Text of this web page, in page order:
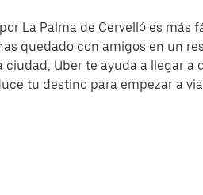
La Palma de Cervelló es más
quedado con amigos en un
ciudad, Uber te ayuda a llegar a
tu destino para empezar a